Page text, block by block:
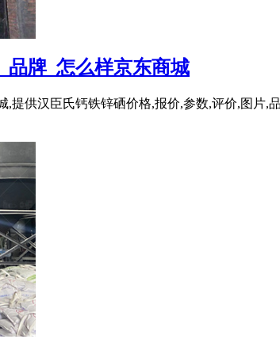
品牌_怎么样京东商城
提供汉臣氏钙铁锌硒价格,报价,参数,评价,图片,